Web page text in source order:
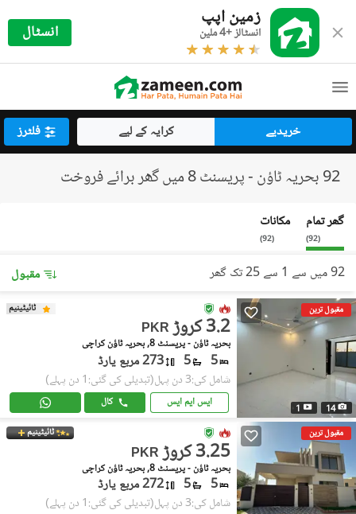
زمین اپپ
انسٹالز +4 ملین انسٹال
خریدیے کرایہ کے لیے فلٹرز
92 بحریہ ٹاؤن - پریسنٹ 8 میں گھر برائے فروخت
گھر تمام
(
92
)
مکانات
(
92
)
92 میں سے 1 سے 25 تک گھر مقبول
مقبول ترین
14
1
ٹائیٹینیم
PKR 3.2 کروڑ
بحریہ ٹاؤن - پریسنٹ 8, بحریہ ٹاؤن کراچی
5
5 273 مربع یارڈ
شامل کی:3 دن پہل (تبدیلی کی گئی:1 دن پہلے)
ایس ایم ایس کال
مقبول ترین ٹائیٹینیم
PKR 3.25 کروڑ
بحریہ ٹاؤن - پریسنٹ 8, بحریہ ٹاؤن کراچی
5
5 272 مربع یارڈ
شامل کی:3 دن پہل (تبدیلی کی گئی:1 دن پہلے)